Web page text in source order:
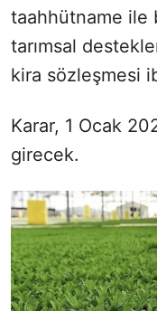
taahhütname ile
tarımsal
kira sözleşmesi
Karar, 1 Ocak
girecek.